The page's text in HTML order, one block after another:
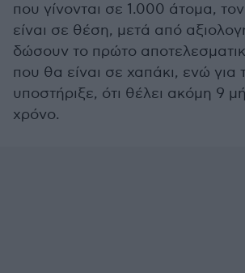
που γίνονται σε 1.000 άτομα,
είναι σε θέση, μετά από
δώσουν το πρώτο
που θα είναι σε χαπάκι, ενώ για
υποστήριξε, ότι θέλει ακόμη 9
χρόνο.